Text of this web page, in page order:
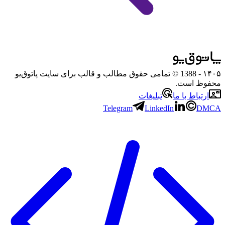
۱۴۰۵
- 1388 © تمامی حقوق مطالب و قالب برای سایت پاتوق‌یو
محفوظ است.
ارتباط با ما
تبلیغات
Telegram
LinkedIn DMCA